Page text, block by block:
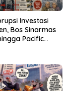
Investasi
Bos Sinarmas
Pacific